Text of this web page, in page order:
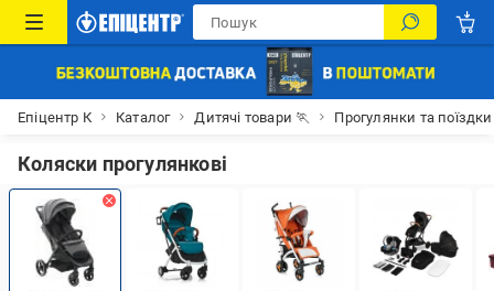
Епіцентр К Каталог Дитячі товари 🏃 Прогулянки та поїздки
Коляски прогулянкові